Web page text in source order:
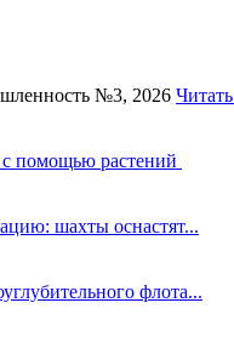
№3, 2026 Читать
с помощью растений
шахты оснастят...
флота...